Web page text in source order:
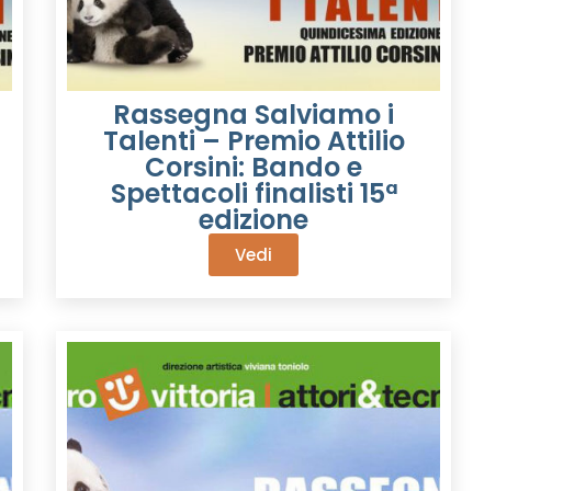
Rassegna Salviamo i
Talenti – Premio Attilio
Corsini: Bando e
Spettacoli finalisti 15ª
edizione
Vedi